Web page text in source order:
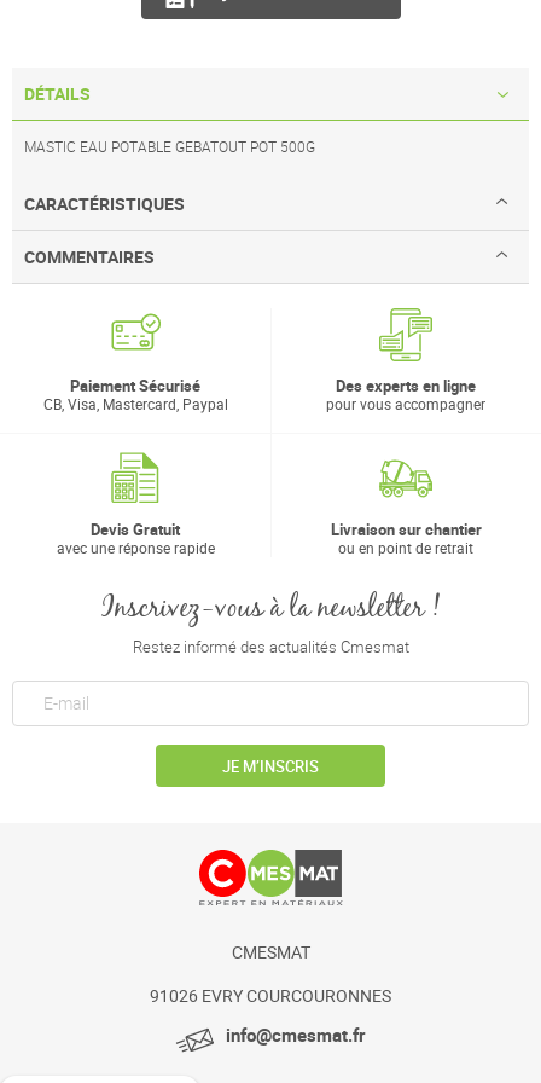
DÉTAILS
MASTIC EAU POTABLE GEBATOUT POT 500G
CARACTÉRISTIQUES
COMMENTAIRES
Paiement Sécurisé
CB, Visa, Mastercard, Paypal
Des experts en ligne
pour vous accompagner
Devis Gratuit
avec une réponse rapide
Livraison sur chantier
ou en point de retrait
Inscrivez-vous à la newsletter !
Restez informé des actualités Cmesmat
JE M’INSCRIS
CMESMAT
91026 EVRY COURCOURONNES
info@cmesmat.fr